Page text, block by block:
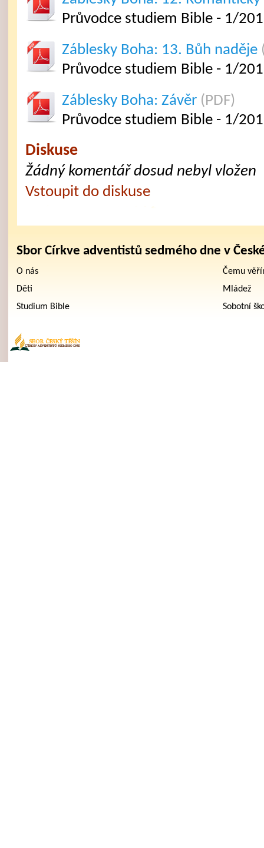
Průvodce studiem Bible - 1/
Záblesky Boha: 13. Bůh naděje
Průvodce studiem Bible - 1/
Záblesky Boha: Závěr (PDF)
Průvodce studiem Bible - 1/
Diskuse
Žádný komentář dosud nebyl vložen
Vstoupit do diskuse
Sbor Církve adventistů sedmého dne v
O nás
Čemu
Děti
Mládež
Studium Bible
Sobotní